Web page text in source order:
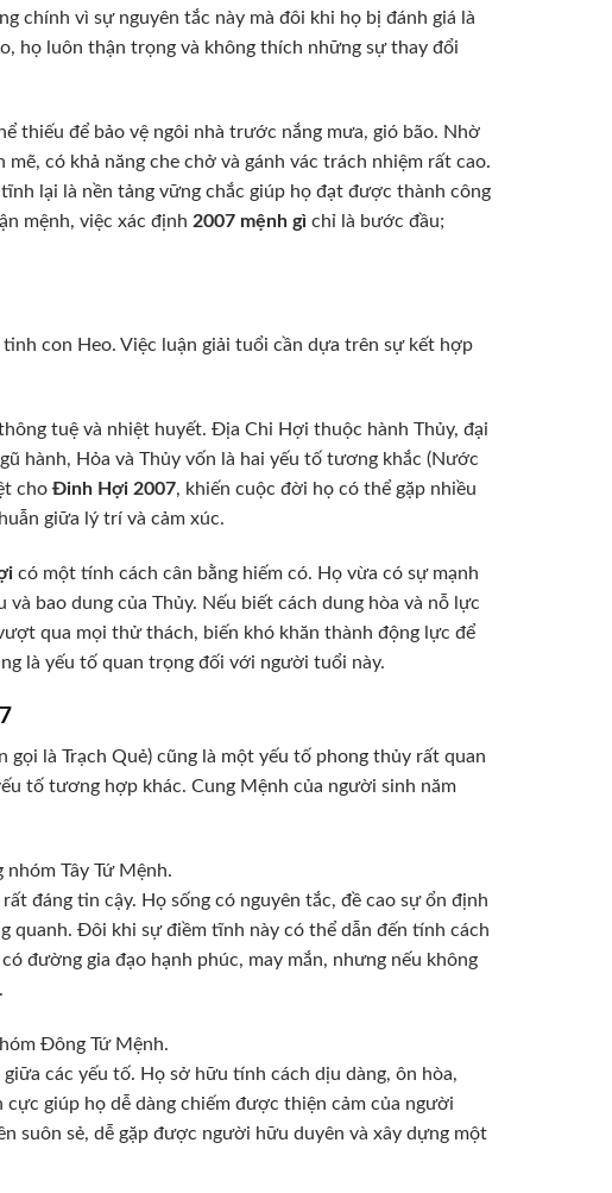
chính vì sự nguyên tắc này mà đôi khi họ bị đánh giá là
họ luôn thận trọng và không thích những sự thay đổi
thiếu để bảo vệ ngôi nhà trước nắng mưa, gió bão. Nhờ
có khả năng che chở và gánh vác trách nhiệm rất cao.
lại là nền tảng vững chắc giúp họ đạt được thành công
mệnh, việc xác định 2007 mệnh gì chỉ là bước đầu;
tinh con Heo. Việc luận giải tuổi cần dựa trên sự kết hợp
tuệ và nhiệt huyết. Địa Chi Hợi thuộc hành Thủy, đại
hành, Hỏa và Thủy vốn là hai yếu tố tương khắc (Nước
cho Đinh Hợi 2007, khiến cuộc đời họ có thể gặp nhiều
giữa lý trí và cảm xúc.
có một tính cách cân bằng hiếm có. Họ vừa có sự mạnh
bao dung của Thủy. Nếu biết cách dung hòa và nỗ lực
qua mọi thử thách, biến khó khăn thành động lực để
là yếu tố quan trọng đối với người tuổi này.
gọi là Trạch Quẻ) cũng là một yếu tố phong thủy rất quan
tố tương hợp khác. Cung Mệnh của người sinh năm
nhóm Tây Tứ Mệnh.
đáng tin cậy. Họ sống có nguyên tắc, đề cao sự ổn định
Đôi khi sự điềm tĩnh này có thể dẫn đến tính cách
đường gia đạo hạnh phúc, may mắn, nhưng nếu không
Đông Tứ Mệnh.
các yếu tố. Họ sở hữu tính cách dịu dàng, ôn hòa,
giúp họ dễ dàng chiếm được thiện cảm của người
suôn sẻ, dễ gặp được người hữu duyên và xây dựng một